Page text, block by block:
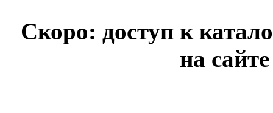
Скоро: доступ к
на